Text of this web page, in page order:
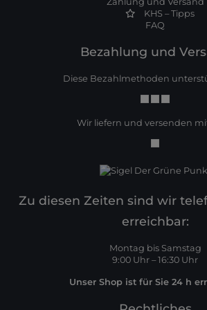
KHS – Tipps
FAQ
Bezahlung und
Diese Bezahlmethoden
Wir liefern und versenden
Zu diesen Zeiten sind wir
erreichbar:
Montag bis Samstag
9:00 Uhr – 16:30 Uhr
Unser Shop ist für Sie 24 h